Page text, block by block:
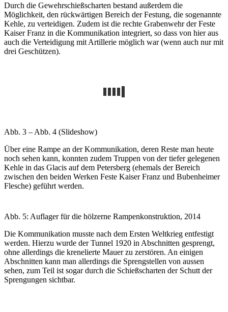
Durch die Gewehrschießscharten bestand außerdem die
Möglichkeit, den rückwärtigen Bereich der Festung, die sogenannte
Kehle, zu verteidigen. Zudem ist die rechte Grabenwehr der Feste
Kaiser Franz in die Kommunikation integriert, so dass von hier aus
auch die Verteidigung mit Artillerie möglich war (wenn auch nur mit
drei Geschützen).
Abb. 3 – Abb. 4 (Slideshow)
Über eine Rampe an der Kommunikation, deren Reste man heute
noch sehen kann, konnten zudem Truppen von der tiefer gelegenen
Kehle in das Glacis auf dem Petersberg (ehemals der Bereich
zwischen den beiden Werken Feste Kaiser Franz und Bubenheimer
Flesche) geführt werden.
Abb. 5: Auflager für die hölzerne Rampenkonstruktion, 2014
Die Kommunikation musste nach dem Ersten Weltkrieg entfestigt
werden. Hierzu wurde der Tunnel 1920 in Abschnitten gesprengt,
ohne allerdings die krenelierte Mauer zu zerstören. An einigen
Abschnitten kann man allerdings die Sprengstellen von aussen
sehen, zum Teil ist sogar durch die Schießscharten der Schutt der
Sprengungen sichtbar.